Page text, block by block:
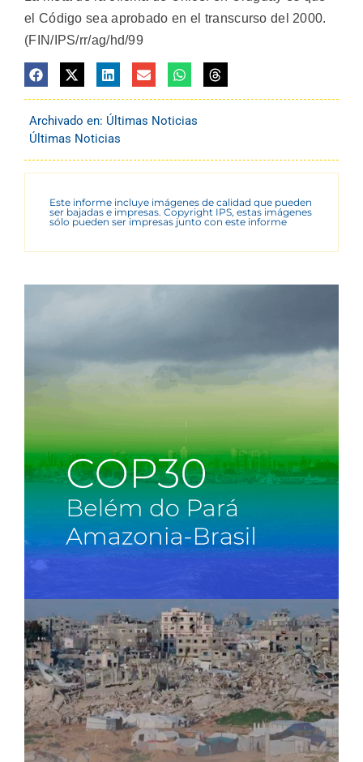
el Código sea aprobado en el transcurso del 2000.
(FIN/IPS/rr/ag/hd/99
Archivado en: Últimas Noticias
Últimas Noticias
Este informe incluye imágenes de calidad que pueden
ser bajadas e impresas. Copyright IPS, estas imágenes
sólo pueden ser impresas junto con este informe